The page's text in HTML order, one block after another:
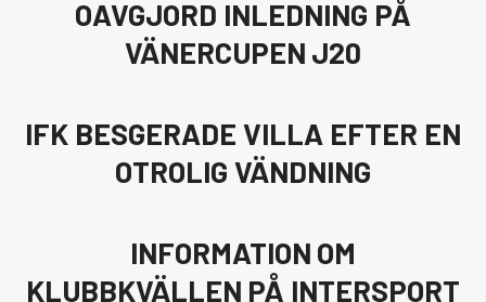
OAVGJORD INLEDNING PÅ
VÄNERCUPEN J20
IFK BESGERADE VILLA EFTER EN
OTROLIG VÄNDNING
INFORMATION OM
KLUBBKVÄLLEN PÅ INTERSPORT